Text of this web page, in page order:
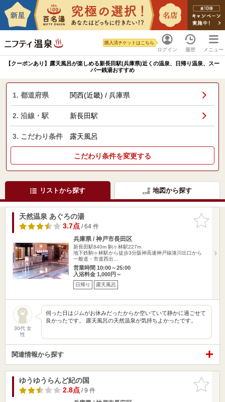
ログイン
購入済チケットはこちら
履歴 メニュー
【クーポンあり】露天風呂が楽しめる新長田駅(兵庫県)近くの温泉、日帰り温泉、スー
パー銭湯おすすめ
1. 都道府県 関西(近畿) / 兵庫県
2. 沿線・駅 新長田駅
3. こだわり条件 露天風呂
こだわり条件を変更する
リストから探す 地図から探す
お気に入
りに追加
天然温泉 あぐろの湯
3.7点/ 64 件
兵庫県 / 神戸市長田区
新長田駅840m 駒ヶ林駅227m
地下鉄駒ヶ林駅から徒歩3分阪神高速神戸線湊川出口から
一般道・市道西出…
営業時間 10:00～25:00
入浴料金 1,000円～
日帰り 露天風呂
30代 女
性
伺った日はジムがお休みだったからか空いていて静かに過ごせて
良かったです。 露天風呂の天然温泉が気持ちよかったです。
関連情報から探す
お気に入
りに追加
ゆうゆうらんど紀の国
2.8点/ 9 件